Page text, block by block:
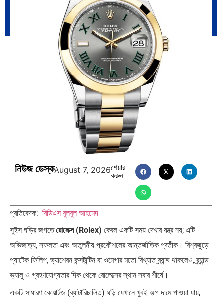
পূর্ব ইউরোপ বনাম তুরস্ক: শত… পৃথিবীতে বর্তমানে মোট দেশের সংখ্যা…
এশিয়ান সেঞ্চুরির দ্বৈরথ: চীন-ভারতের
পাকিস্তান, চীন ও বাংলাদেশ: তিন…
নিউজ ডেস্কAugust 7, 2026শেয়ার
করুন
প্রতিবেদক: বিডিএস বুলবুল আহমেদ
সুইস ঘড়ির জগতেরোলেক্স (Rolex) কেবল একটি সময় দেখার যন্ত্র নয়; এটি
অভিজাত্য, সফলতা এবং অতুলনীয় প্রকৌশলের আন্তর্জাতিক প্রতীক। বিশ্বজুড়ে
প্যাটেক ফিলিপ, ভ্যাশেরন কন্সটান্টিন বা ওমেগার মতো বিখ্যাত ব্র্যান্ড থাকলেও, ব্র্যান্ড
ভ্যালু ও গ্রহণযোগ্যতার দিক থেকে রোলেক্সের স্থান সবার শীর্ষে।
একটি সাধারণ কোয়ার্টজ (ব্যাটারিচালিত) ঘড়ি যেখানে খুবই অল্প দামে পাওয়া যায়,